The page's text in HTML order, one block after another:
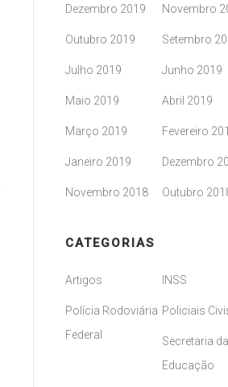
Dezembro 2019 Novembro
Outubro 2019 Setembro
Julho 2019 Junho 2019
Maio 2019 Abril 2019
Março 2019 Fevereiro
Janeiro 2019 Dezembro
Novembro 2018 Outubro
CATEGORIAS
Artigos INSS
Polícia Rodoviária
Federal
Policiais
Secretaria da
Educação